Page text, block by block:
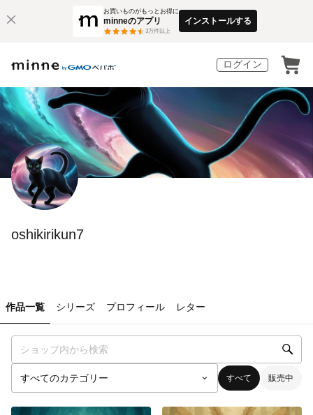
お買いものがもっとお得に
minneのアプリ
3万件以上
インストールする
ログイン
oshikirikun7
作品一覧 シリーズ プロフィール レター
すべて 販売中